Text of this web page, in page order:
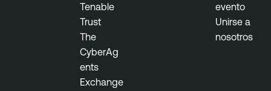
Tenable
Trust
The
CyberAg
ents
Exchange
evento
Unirse a
nosotros